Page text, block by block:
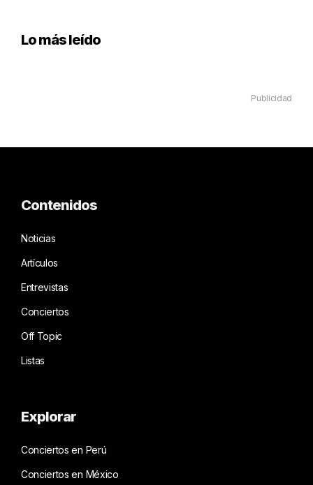
Lo más leído
Publicidad
Contenidos
Noticias
Artículos
Entrevistas
Conciertos
Off Topic
Listas
Explorar
Conciertos en Perú
Conciertos en México